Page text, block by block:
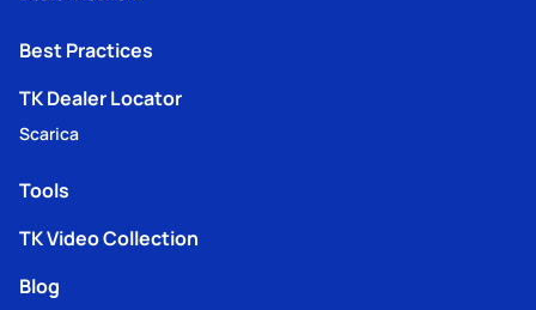
Best Practices
TK Dealer Locator
Scarica
Tools
TK Video Collection
Blog